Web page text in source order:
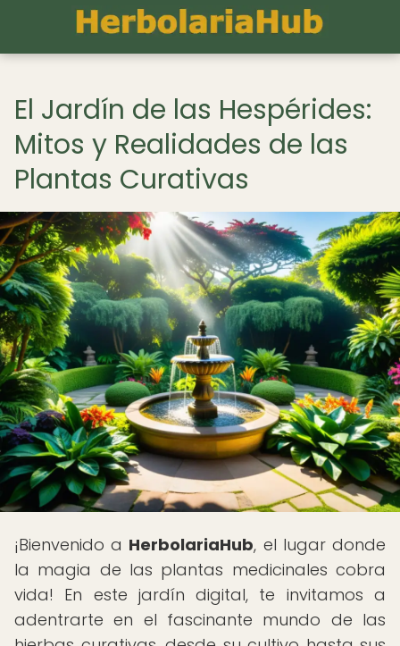
El Jardín de las Hespérides:
Mitos y Realidades de las
Plantas Curativas
¡Bienvenido a HerbolariaHub, el lugar donde
la magia de las plantas medicinales cobra
vida! En este jardín digital, te invitamos a
adentrarte en el fascinante mundo de las